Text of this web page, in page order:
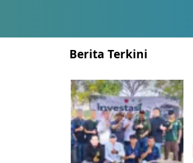
Berita Terkini